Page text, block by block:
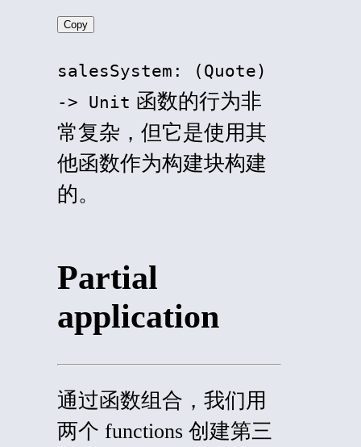
Copy
salesSystem: (Quote)
-> Unit 函数的行为非
常复杂，但它是使用其
他函数作为构建块构建
的。
Partial
application
通过函数组合，我们用
两个 functions 创建第三